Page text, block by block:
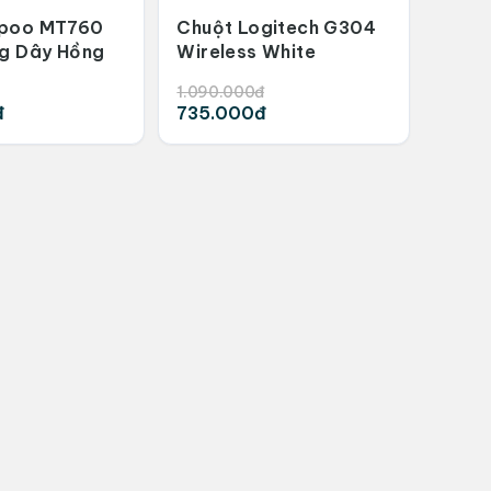
MT760
Dây Hồng
Chuột Logitech G304
Wireless White
1.090.000đ
735.000đ